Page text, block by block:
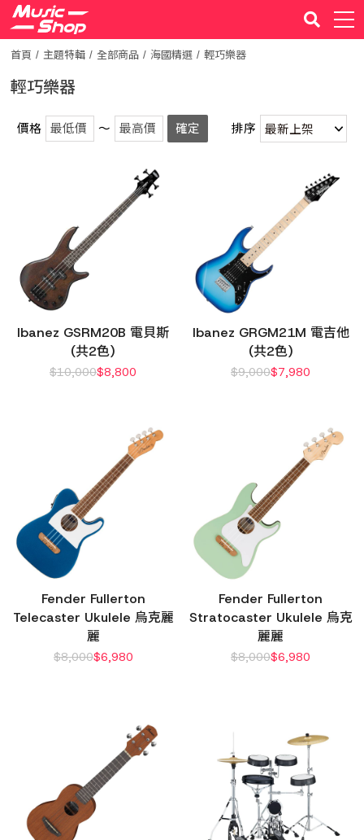
首頁 主題特輯 全部商品 海國精選 輕巧樂器
輕巧樂器
價格 ～ 確定 排序
Ibanez GSRM20B 電貝斯
(共2色)
$10,000$8,800
Ibanez GRGM21M 電吉他
(共2色)
$9,000$7,980
Fender Fullerton
Telecaster Ukulele 烏克麗
麗
$8,000$6,980
Fender Fullerton
Stratocaster Ukulele 烏克
麗麗
$8,000$6,980